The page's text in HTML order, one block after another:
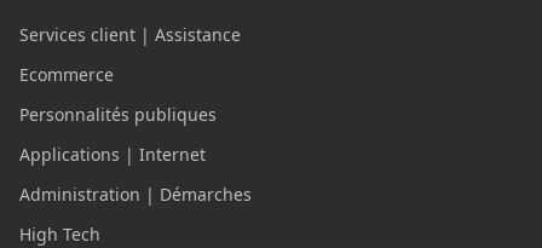
Services client | Assistance
Ecommerce
Personnalités publiques
Applications | Internet
Administration | Démarches
High Tech